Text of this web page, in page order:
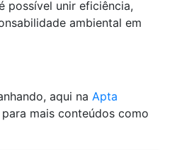
possível unir eficiência,
ambiental em
aqui na Apta
para mais conteúdos como